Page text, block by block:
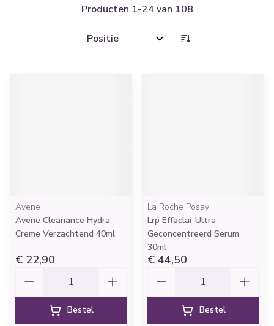
Producten 1-24van 108
Sorteer op:
Avene
Avene Cleanance Hydra
Creme Verzachtend 40ml
€ 22,90
Bestel
La Roche Posay
Lrp Effaclar Ultra
Geconcentreerd Serum
30ml
€ 44,50
Bestel